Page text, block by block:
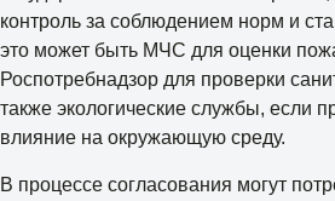
контроль за соблюдением норм и
это может быть МЧС для оценки
Роспотребнадзор для проверки
также экологические службы, если
влияние на окружающую среду.
В процессе согласования могут